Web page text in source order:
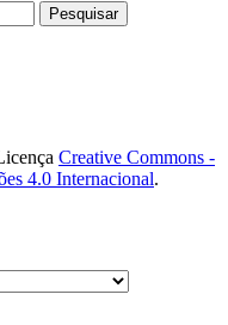
Creative Commons -
4.0 Internacional.